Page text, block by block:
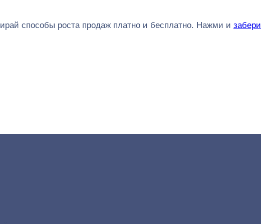
способы роста продаж платно и бесплатно. Нажми и забери